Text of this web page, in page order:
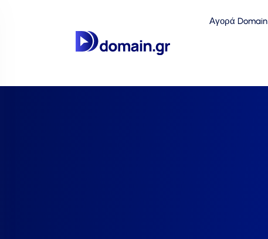
Αγορά Domain